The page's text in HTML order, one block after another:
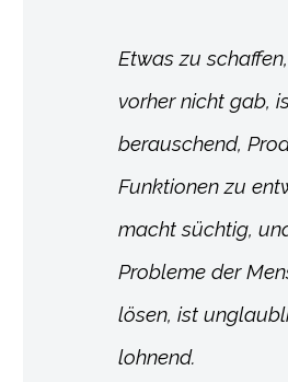
Etwas zu
vorher nicht gab,
berauschend,
Funktionen zu
macht süchtig,
Probleme der
lösen, ist
lohnend.